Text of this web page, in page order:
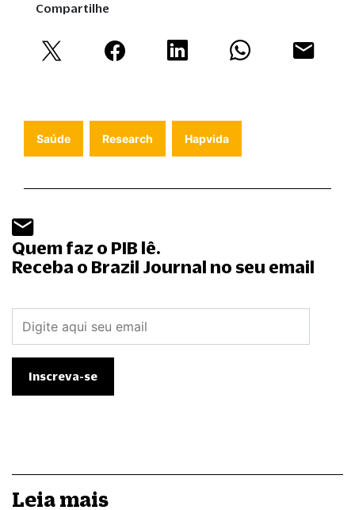
Compartilhe
Saúde Research Hapvida
Quem faz o PIB lê.
Receba o Brazil Journal no seu email
Leia mais